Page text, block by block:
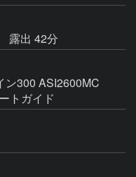
露出 42分
300 ASI2600MC
トガイド